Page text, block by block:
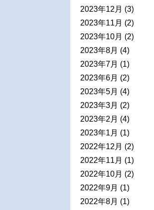
2023年12月 (3)
2023年11月 (2)
2023年10月 (2)
2023年8月 (4)
2023年7月 (1)
2023年6月 (2)
2023年5月 (4)
2023年3月 (2)
2023年2月 (4)
2023年1月 (1)
2022年12月 (2)
2022年11月 (1)
2022年10月 (2)
2022年9月 (1)
2022年8月 (1)